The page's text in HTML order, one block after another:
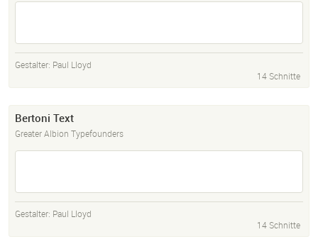
Gestalter: Paul Lloyd
14 Schnitte
Bertoni Text
Greater Albion Typefounders
Gestalter: Paul Lloyd
14 Schnitte